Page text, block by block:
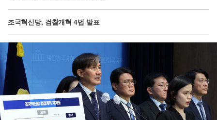
조국혁신당, 검찰개혁 4법 발표